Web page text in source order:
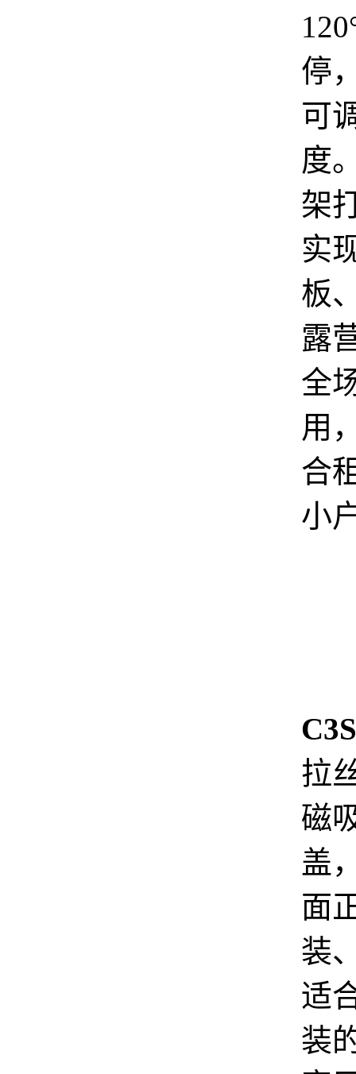
停
可
度
架
实
板
露
全
用
合
小
C3S
拉
磁
盖
面
装
适
装